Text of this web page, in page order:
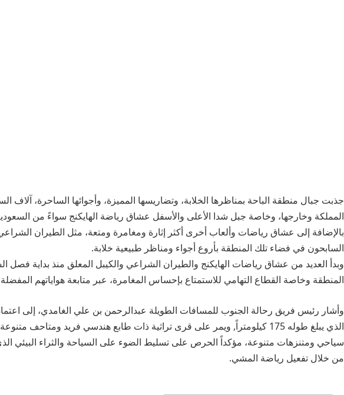
جذبت جبال منطقة الباحة بمناظرها الخلابة، وتضاريسها المميزة، وأجوائها الساحرة، آلاف
المملكة وخارجها، وخاصة جبل شدا الأعلى والأسفل عشاق رياضة الهايكنج سواءً من
بالإضافة إلى عشاق رياضات وألعاب أخرى أكثر إثارة ومغامرة ومتعة، مثل الطيران
السابحون في فضاء تلك المنطقة بأروع أجواء ومناظر طبيعية خلابة.
وبدأ العديد من عشاق رياضات الهايكنج والطيران الشراعي والكيبل المعلق منذ بداية فصل
المنطقة وخاصة القطاع التهامي للاستمتاع بإحساس المغامرة، عبر متابعة هواياتهم
وأشار رئيس فريق رحالة الجنوب للمسافات الطويلة عبدالرحمن بن علي الغامدي، إلى
الذي يبلغ طوله 175 كيلومتراً, ويمر على قرى تراثية ذات طابع هندسي فريد ومتاحف
سياحي ومتنزهات متنوعة، مؤكداً الحرص على تسليط الضوء على السياحة والثراء البيئي
من خلال تفعيل رياضة المشي.